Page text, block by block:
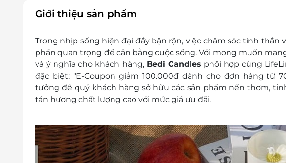
Bedi Candles
Điều kiện để xử lý khiếu nại đơn hàng:
Nhà cung cấp chỉ xử lý khiếu nại nếu trường hợp sản
lỗi
Ngày áp dụng: Thứ hai - Chủ nhật
Số lượng E-Coupon áp dụng: 01 Coupon/ 01 khách/ 01 hóa đơn
Điều kiện khác:
Một khách hàng được mua nhiều E-Voucher/E-Coupon
Không áp dụng đồng thời cùng lúc với các chương trình
Giới thiệu sản phẩm
Trong nhịp sống hiện đại đầy bận rộn, việc chăm sóc tinh
phần quan trọng để cân bằng cuộc sống. Với mong muốn
và ý nghĩa cho khách hàng, Bedi Candles phối hợp cùng
đặc biệt: "E-Coupon giảm 100.000đ dành cho đơn hàng từ
tưởng để quý khách hàng sở hữu các sản phẩm nến thơm,
tán hương chất lượng cao với mức giá ưu đãi.